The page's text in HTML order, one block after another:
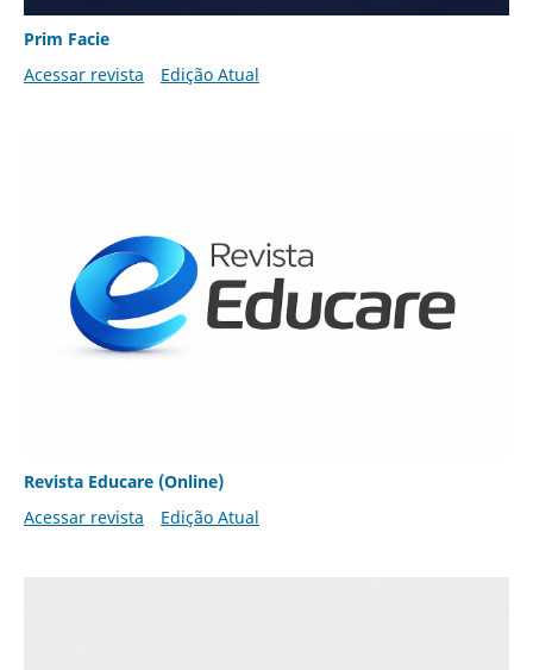
Prim Facie
Acessar revista
Edição Atual
Revista Educare (Online)
Acessar revista
Edição Atual